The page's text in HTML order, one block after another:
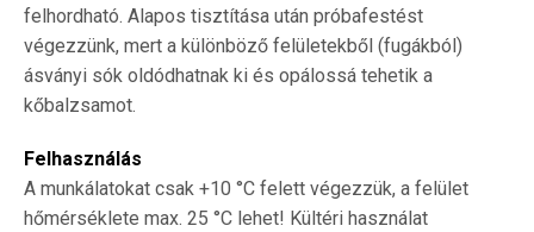
felhordható. Alapos tisztítása után próbafestést
végezzünk, mert a különböző felületekből (fugákból)
ásványi sók oldódhatnak ki és opálossá tehetik a
kőbalzsamot.
Felhasználás
A munkálatokat csak +10 °C felett végezzük, a felület
hőmérséklete max. 25 °C lehet! Kültéri használat